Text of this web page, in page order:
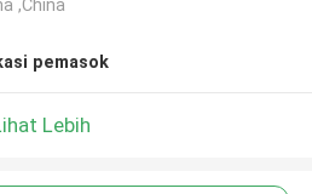
,China
pemasok
Lebih